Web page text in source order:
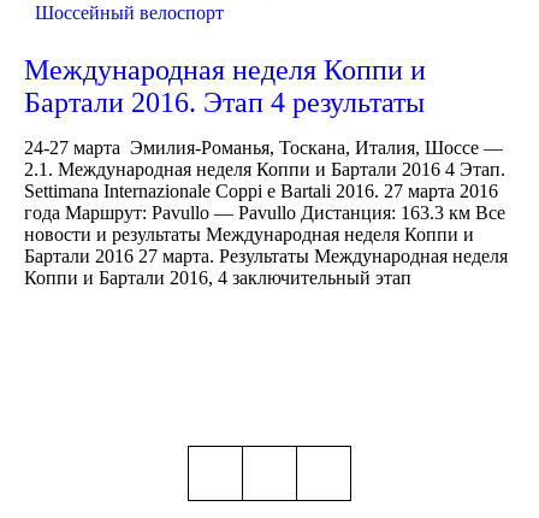
Шоссейный велоспорт
Международная неделя Коппи и
Бартали 2016. Этап 4 результаты
24-27 марта Эмилия-Романья, Тоскана, Италия, Шоссе —
2.1. Международная неделя Коппи и Бартали 2016 4 Этап.
Settimana Internazionale Coppi e Bartali 2016. 27 марта 2016
года Маршрут: Pavullo — Pavullo Дистанция: 163.3 км Все
новости и результаты Международная неделя Коппи и
Бартали 2016 27 марта. Результаты Международная неделя
Коппи и Бартали 2016, 4 заключительный этап